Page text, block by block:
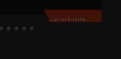
Детальніше...